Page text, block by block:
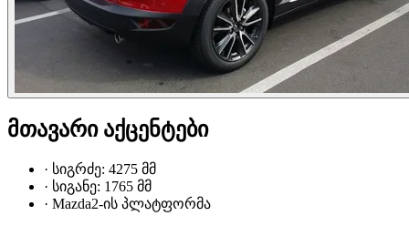
მთავარი აქცენტები
· სიგრძე: 4275 მმ
· სიგანე: 1765 მმ
· Mazda2-ის პლატფორმა